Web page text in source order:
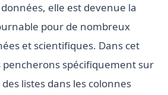
elle est devenue la
pour de nombreux
et scientifiques. Dans cet
spécifiquement sur
listes dans les colonnes